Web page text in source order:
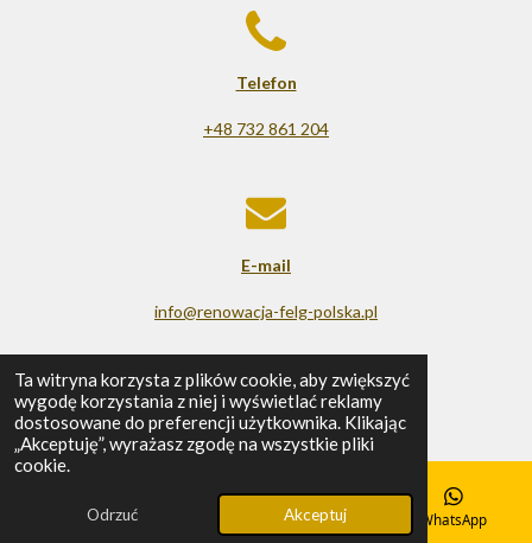
Ta witryna korzysta z plików cookie, aby zwiększyć
wygodę korzystania z niej i wyświetlać reklamy
dostosowane do preferencji użytkownika. Klikając
„Akceptuję”, wyrażasz zgodę na wszystkie pliki
cookie.
Odrzuć Akceptuj
Telefon
+48 732 861 204
E-mail
info@renowacja-felg-polska.pl
© 2025 - 2026 Renowacja felg
Obsługiwana przezWebador
E-mail Mapa WhatsApp